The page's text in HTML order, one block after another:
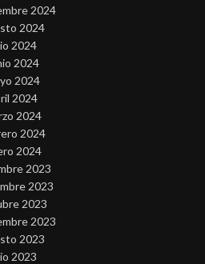
2024
2024
2024
2024
2024
2024
2024
2024
2024
2023
2023
2023
2023
2023
2023